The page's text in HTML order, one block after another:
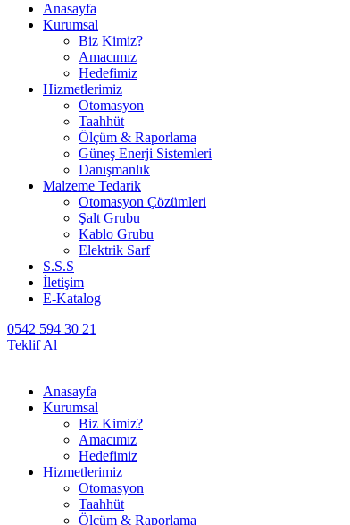
Anasayfa
Kurumsal
Biz Kimiz?
Amacımız
Hedefimiz
Hizmetlerimiz
Otomasyon
Taahhüt
Ölçüm & Raporlama
Güneş Enerji Sistemleri
Danışmanlık
Malzeme Tedarik
Otomasyon Çözümleri
Şalt Grubu
Kablo Grubu
Elektrik Sarf
S.S.S
İletişim
E-Katalog
0542 594 30 21
Teklif Al
Anasayfa
Kurumsal
Biz Kimiz?
Amacımız
Hedefimiz
Hizmetlerimiz
Otomasyon
Taahhüt
Ölçüm & Raporlama